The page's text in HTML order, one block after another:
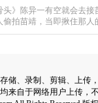
公司正燃着熊熊大火，
旁人死死拽住她，大声喊
头》陈异一有空就会去
偷拍苗靖，当即揪住那人
抓到第二次。与此同时，
着说不清的暧昧，终归和
里的兄弟听陈异说起这事
储、录制、剪辑、上传
来自于网络用户上传，